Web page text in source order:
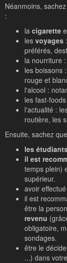
Néanmoins,
:
la cigarette
les voyages
préférés,
la nourriture
les boissons
rouge et
l'alcool :
les fast-
l'actualité :
routière, les
Ensuite, sachez
les
il est
temps plein)
supérieur.
avoir
il est
être la
revenu
obligatoire,
sondages.
être le
...) dans